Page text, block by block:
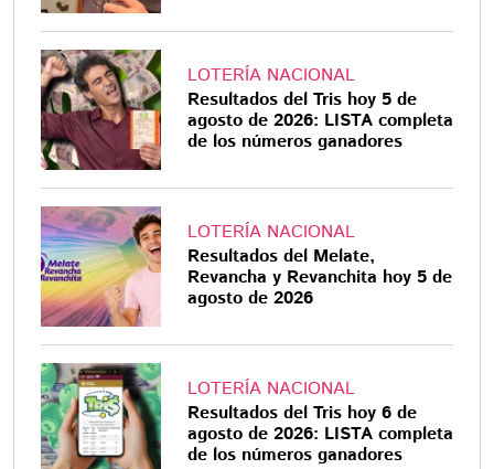
LOTERÍA NACIONAL
Resultados del Tris hoy 5 de
agosto de 2026: LISTA completa
de los números ganadores
LOTERÍA NACIONAL
Resultados del Melate,
Revancha y Revanchita hoy 5 de
agosto de 2026
LOTERÍA NACIONAL
Resultados del Tris hoy 6 de
agosto de 2026: LISTA completa
de los números ganadores